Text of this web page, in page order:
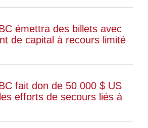
émettra des billets avec
de capital à recours limité
fait don de 50 000 $ US
efforts de secours liés à